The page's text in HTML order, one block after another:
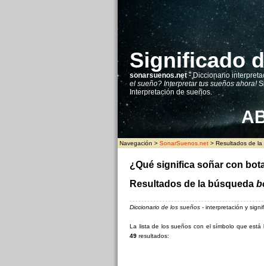
Significado
sonarsuenos.net- Diccionario
el sueño? Interpretar tus sueños ahora!
Interpretación de sueños.
A
Navegación > SonarSuenos.net > Resultados de
¿Qué significa soñar con
Resultados de la búsqueda
Diccionario de los sueños - interpretación y
La lista de los sueños con el símbolo que está
49 resultados: